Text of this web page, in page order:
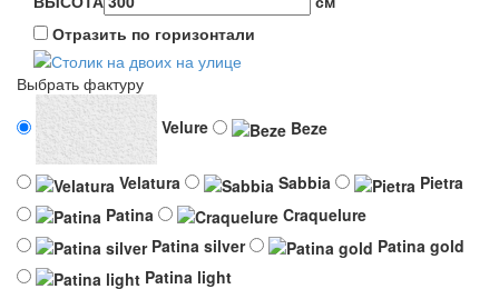
Отразить по горизонтали
Выбрать фактуру
Velure
Beze
Velatura Sabbia
Pietra
Patina
Craquelure
Patina silver
Patina gold
Patina light